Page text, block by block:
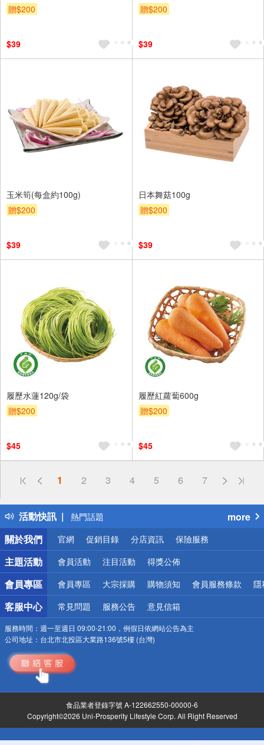
贈$200
$39
贈$200
$39
玉米筍(每盒約100g)
贈$200
$39
日本舞菇100g
贈$200
$39
履歷水蓮120g/袋
贈$200
$45
履歷紅蘿蔔600g
贈$200
$45
1 2 3 4 5 6 7
活動快訊
偏遠地區配送
得獎公告
熱門話題
銀行優惠
偏遠地區配送
詐騙網頁！請小心！
more
關於我們
官網 促銷目錄 分店資訊 保險服務
主題活動 會員活動 注目活動 得獎公佈
會員專區 會員專區 大宗採購 購物須知 會員服務條款 隱
客服中心 常見問題 服務公告 意見信箱
服務時間： 週一至週日 09:00-21:00，例假日依網站公告為主
公司地址： 台北市北投區大業路136號5樓 (台灣)
食品業者登錄字號 A-122662550-00000-6
Copyright©2026 Uni-Prosperity Lifestyle Corp. All Right Reserved